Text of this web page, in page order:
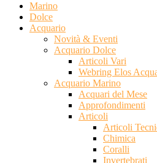
Marino
Dolce
Acquario
Novità & Eventi
Acquario Dolce
Articoli Vari
Webring Elos
Acquario Marino
Acquari del Mese
Approfondimenti
Articoli
Articoli
Chimica
Coralli
Invertebrati